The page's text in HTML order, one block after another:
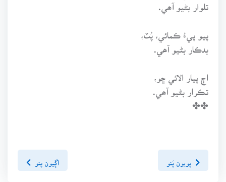
تلوار بڻيو آھي.
پيو پيءُ ڪمائي، پُٽ،
بدڪار بڻيو آھي.
اڄ پيار الائي ڇو،
تڪرار بڻيو آھي.
✤✤
پويون پَنو اڳيون پنو